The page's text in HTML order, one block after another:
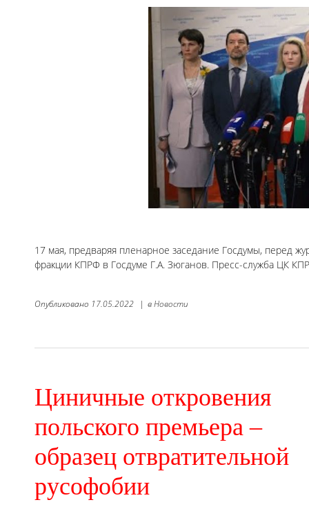
17 мая, предваряя пленарное заседание Госдумы, перед
фракции КПРФ в Госдуме Г.А. Зюганов. Пресс-служба ЦК
Опубликовано 17.05.2022 | вНовости
Циничные откровения
польского премьера –
образец отвратительной
русофобии